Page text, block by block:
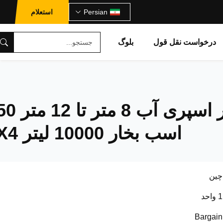
Persian استعلام
درخواست نقل قول بلوگ
کامیون تانکر
اسب بخار 10000 لیتر 6X4
چین
1 واحد
Bargain